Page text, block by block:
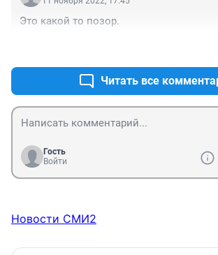
Это какой то позор.
Читать все
Гость
Войти
Новости СМИ2